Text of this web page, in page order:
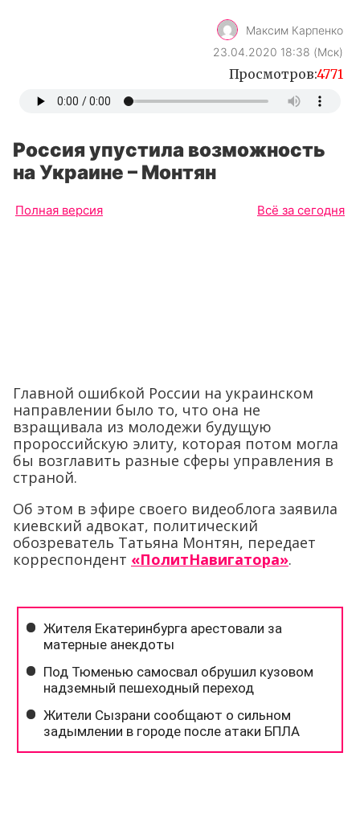
Максим Карпенко
23.04.2020 18:38 (Мск)
Просмотров:4771
Россия упустила возможность
на Украине – Монтян
Полная версия Всё за сегодня
Главной ошибкой России на украинском
направлении было то, что она не
взращивала из молодежи будущую
пророссийскую элиту, которая потом могла
бы возглавить разные сферы управления в
страной.
Об этом в эфире своего видеоблога заявила
киевский адвокат, политический
обозреватель Татьяна Монтян, передает
корреспондент «ПолитНавигатора».